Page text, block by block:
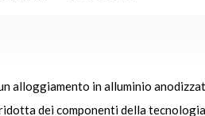
alloggiamento in alluminio
dei componenti della